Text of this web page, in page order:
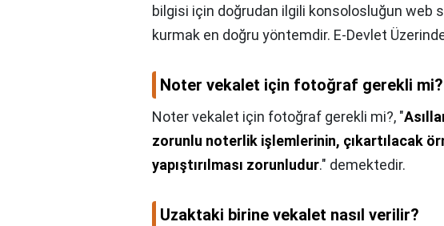
bilgisi için doğrudan ilgili konsolosluğun web
kurmak en doğru yöntemdir. E-Devlet
Noter vekalet için fotoğraf gerekli mi?
Noter vekalet için fotoğraf gerekli mi?, "
zorunlu noterlik işlemlerinin, çıkartılacak
yapıştırılması zorunludur." demektedir.
Uzaktaki birine vekalet nasıl verilir?